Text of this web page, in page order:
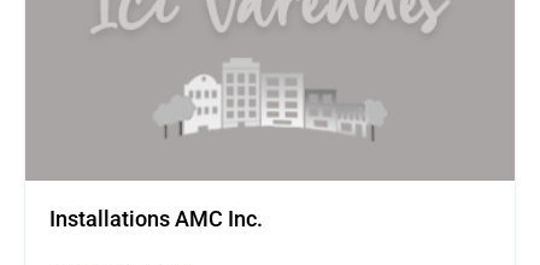
Installations AMC Inc.